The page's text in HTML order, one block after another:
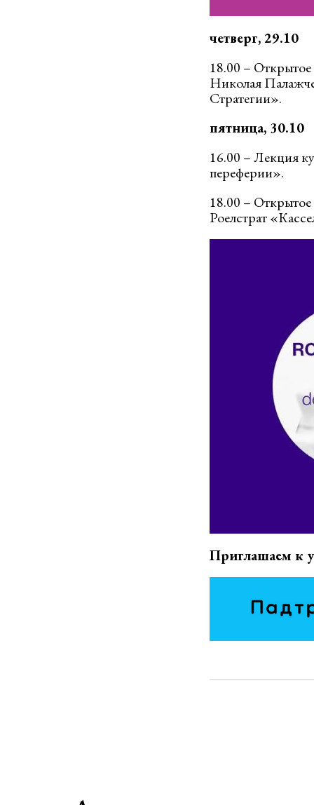
четверг, 29.10
18.00 – Открытое
Николая
Стратегии».
пятница, 30.10
16.00 – Лекция
переферии».
18.00 –
Роелстрат
Приглашаем к